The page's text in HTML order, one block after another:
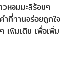
หอมมะลิร้อนๆ
ำที่ทานอร่อยถูกใจ
เพิ่มเติม เพื่อเพิ่ม